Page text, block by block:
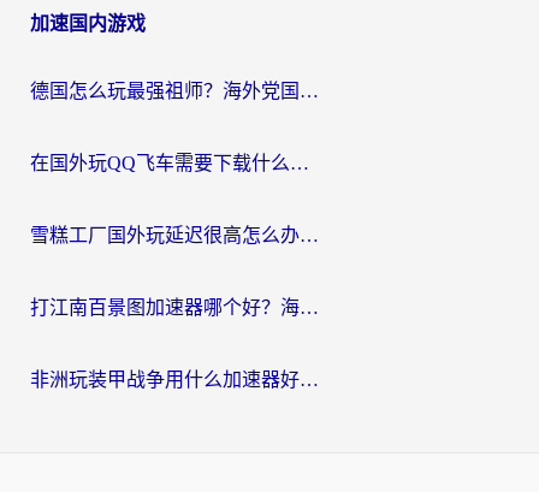
加速国内游戏
德国怎么玩最强祖师？海外党国服游戏加速器选择全攻略（附宝可梦Online实测）
在国外玩QQ飞车需要下载什么加速器呢？海外党亲测有效的国服游戏加速指南
雪糕工厂国外玩延迟很高怎么办？海外玩家国服游戏加速终极攻略（附实测推荐）
打江南百景图加速器哪个好？海外党踩坑N次后，终于找到不卡的秘诀
非洲玩装甲战争用什么加速器好？海外党亲测有效的国服游戏加速方案